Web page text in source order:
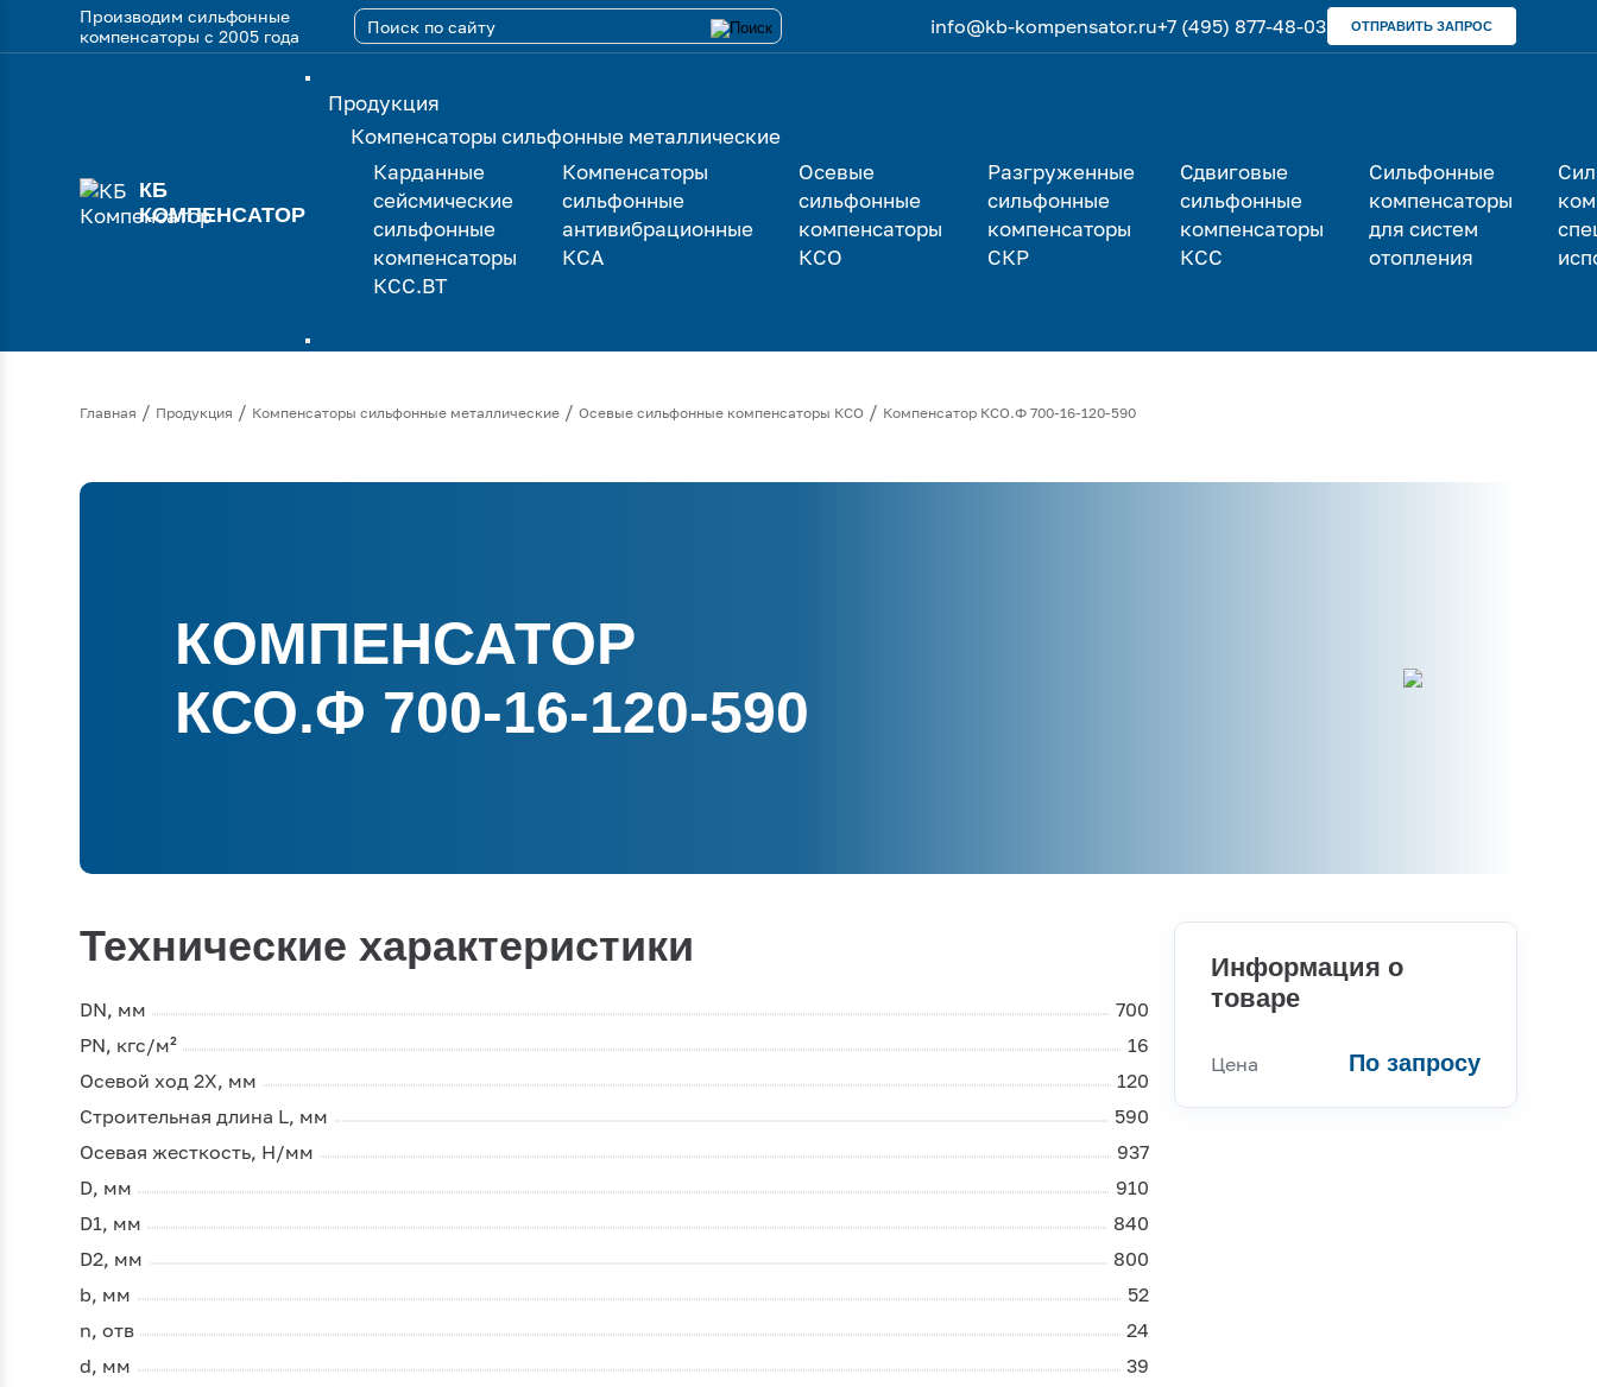
Производим сильфонные
компенсаторы с 2005 года
info@kb-kompensator.ru+7 (495) 877-48-03 ОТПРАВИТЬ ЗАПРОС
КБ
КОМПЕНСАТОР
Продукция
Компенсаторы сильфонные металлические
Карданные
сейсмические
сильфонные
компенсаторы
КСС.ВТ
Компенсаторы
сильфонные
антивибрационные
КСА
Осевые
сильфонные
компенсаторы
КСО
Разгруженные
сильфонные
компенсаторы
СКР
Сдвиговые
сильфонные
компенсаторы
КСС
Сильфонные
компенсаторы
для систем
отопления
Главная / Продукция / Компенсаторы сильфонные металлические /Осевые сильфонные компенсаторы КСО / Компенсатор КСО.Ф 700-16-120-590
КОМПЕНСАТОР
КСО.Ф 700-16-120-590
Технические характеристики
DN, мм
700
PN, кгс/м²
16
Осевой ход 2Х, мм
120
Строительная длина L, мм
590
Осевая жесткость, Н/мм
937
D, мм
910
D1, мм
840
D2, мм
800
b, мм
52
n, отв
24
d, мм
39
Информация о
товаре
Цена По запросу